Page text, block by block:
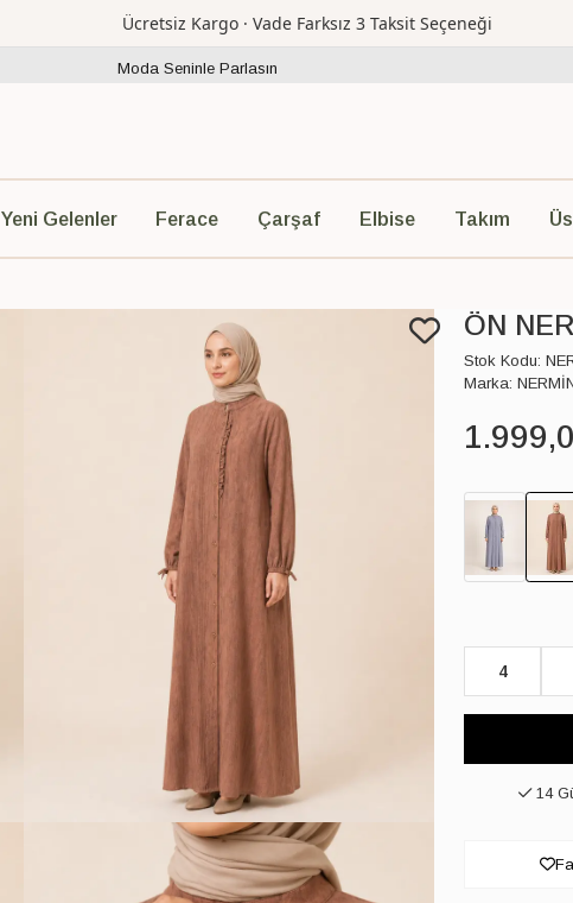
Ücretsiz Kargo · Vade Farksız 3 Taksit Seçeneği
Moda Seninle Parlasın
Yeni Gelenler Ferace Çarşaf Elbise Takım
ÖN
Stok Kodu:
Marka:
1.999,
4
14